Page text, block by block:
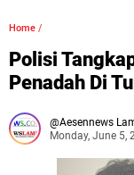
Home /
Polisi
Penadah Di
Aesennews
Monday, June 5,